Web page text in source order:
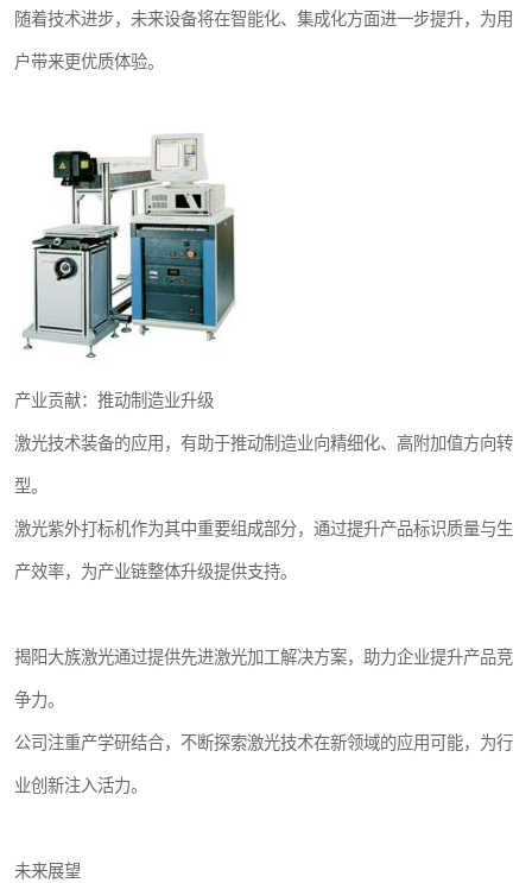
随着技术进步，未来设备将在智能化、集成化方面进一步提升，为用
户带来更优质体验。
产业贡献：推动制造业升级
激光技术装备的应用，有助于推动制造业向精细化、高附加值方向转
型。
激光紫外打标机作为其中重要组成部分，通过提升产品标识质量与生
产效率，为产业链整体升级提供支持。
揭阳大族激光通过提供先进激光加工解决方案，助力企业提升产品竞
争力。
公司注重产学研结合，不断探索激光技术在新领域的应用可能，为行
业创新注入活力。
未来展望